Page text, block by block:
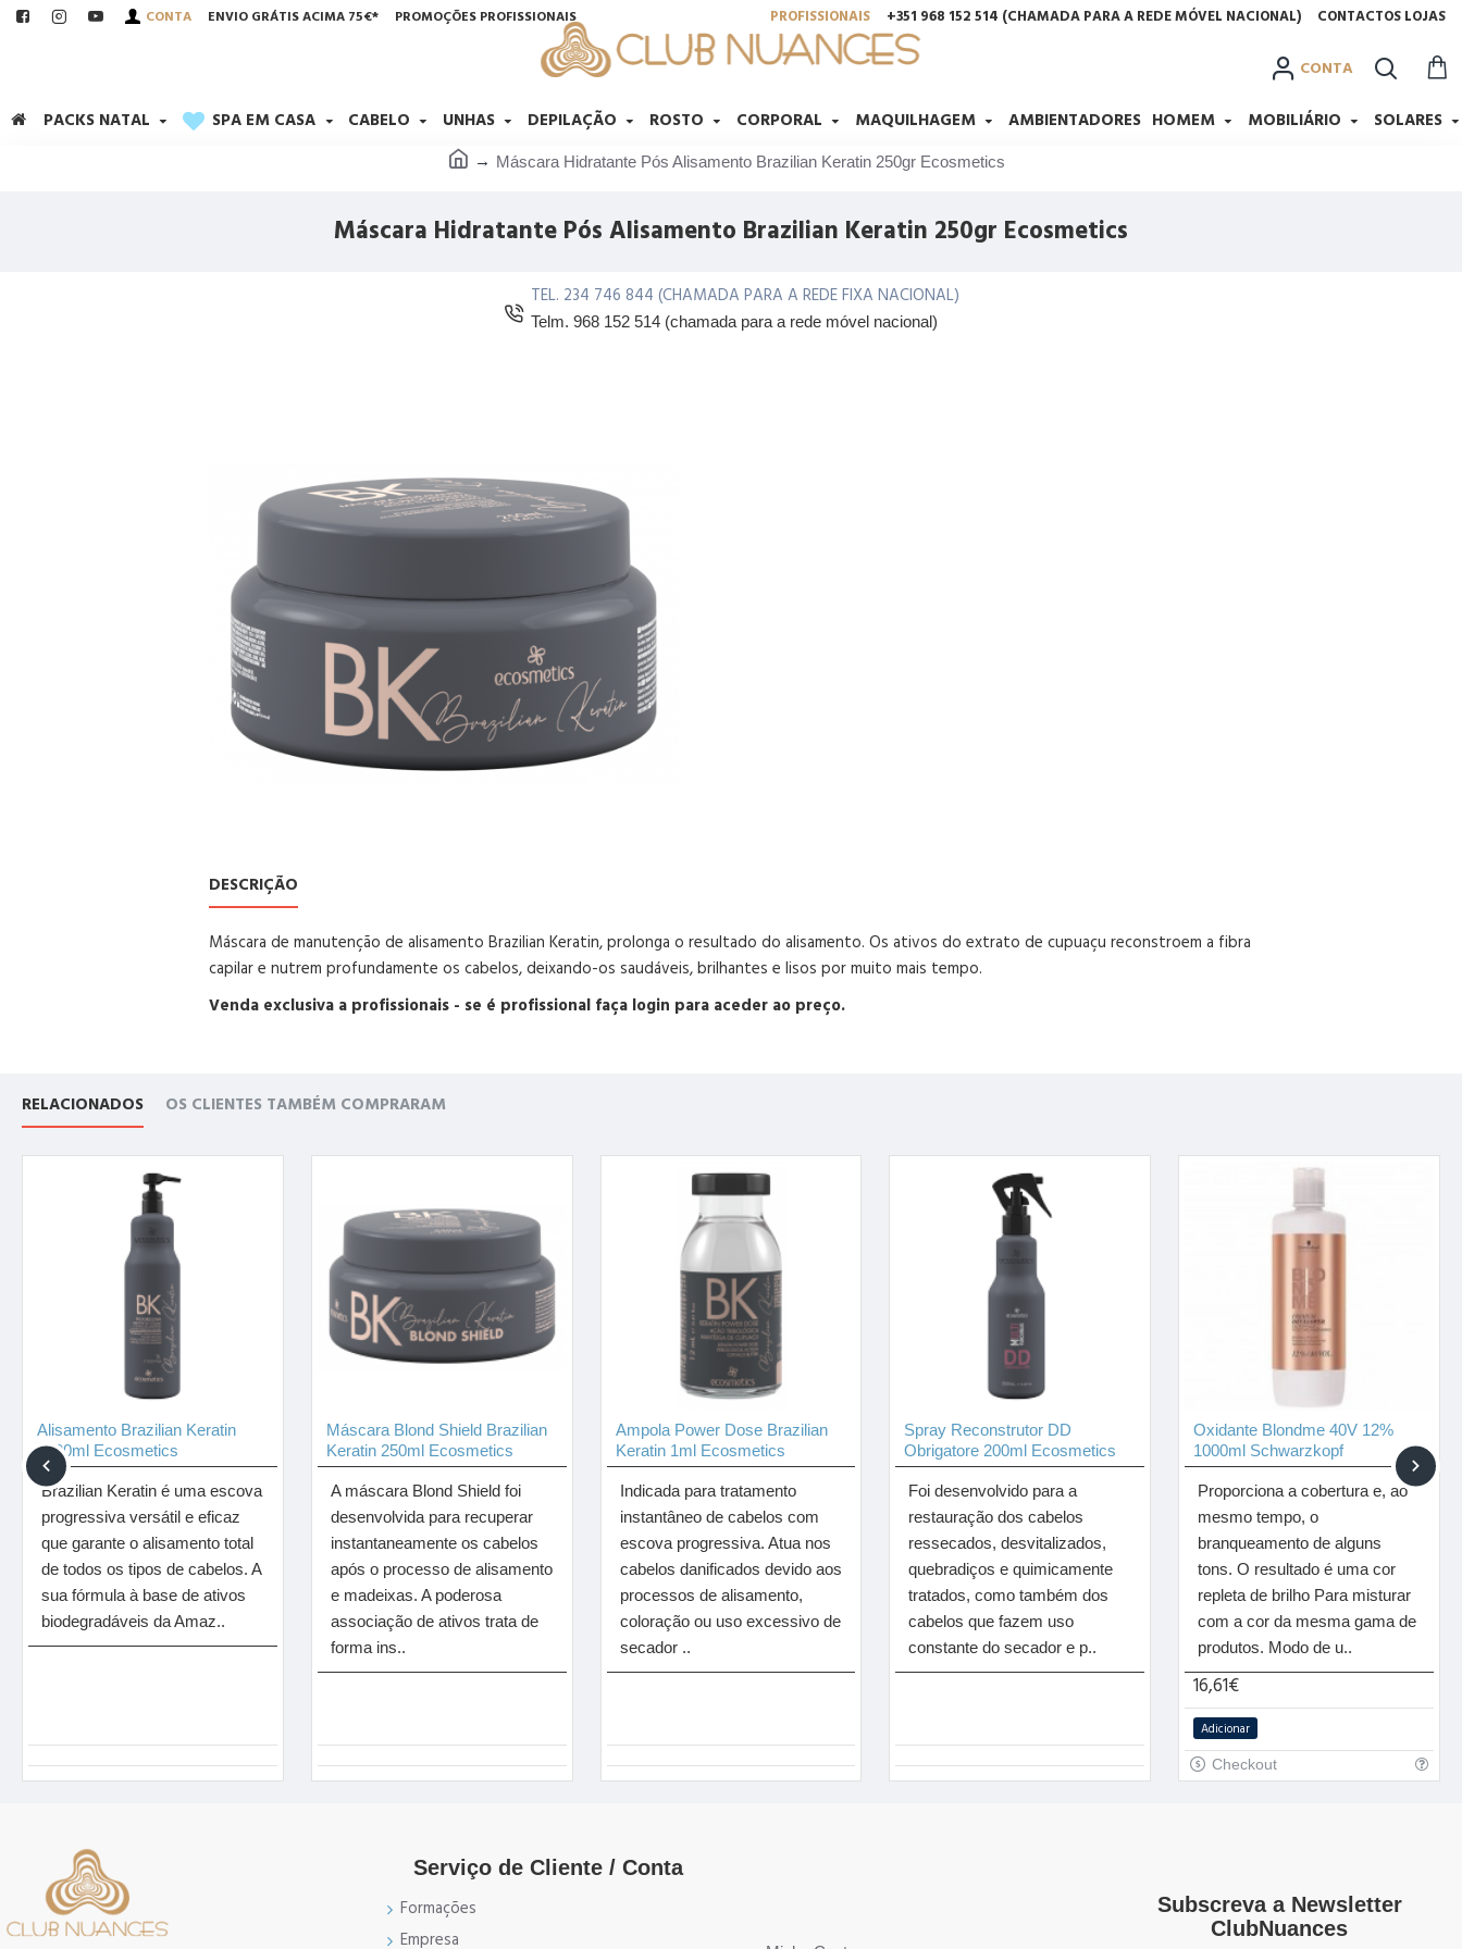
CONTA ENVIO GRÁTIS ACIMA 75€* PROMOÇÕES PROFISSIONAIS PROFISSIONAIS +351 968 152 514 (CHAMADA PARA A REDE MÓVEL NACIONAL) CONTACTOS LOJAS
PACKS NATAL SPA EM CASA CABELO UNHAS DEPILAÇÃO ROSTO CORPORAL MAQUILHAGEM AMBIENTADORES HOMEM MOBILIÁRIO SOLARES
CONTA
Máscara Hidratante Pós Alisamento Brazilian Keratin 250gr Ecosmetics
Máscara Hidratante Pós Alisamento Brazilian Keratin 250gr Ecosmetics
TEL. 234 746 844 (CHAMADA PARA A REDE FIXA NACIONAL)
Telm. 968 152 514 (chamada para a rede móvel nacional)
DESCRIÇÃO
Máscara de manutenção de alisamento Brazilian Keratin, prolonga o resultado do alisamento. Os ativos do extrato de cupuaçu reconstroem a fibra
capilar e nutrem profundamente os cabelos, deixando-os saudáveis, brilhantes e lisos por muito mais tempo.
Venda exclusiva a profissionais - se é profissional faça login para aceder ao preço.
RELACIONADOS OS CLIENTES TAMBÉM COMPRARAM
Alisamento Brazilian Keratin
1000ml Ecosmetics
Brazilian Keratin é uma escova
progressiva versátil e eficaz
que garante o alisamento total
de todos os tipos de cabelos. A
sua fórmula à base de ativos
biodegradáveis da Amaz..
Máscara Blond Shield Brazilian
Keratin 250ml Ecosmetics
A máscara Blond Shield foi
desenvolvida para recuperar
instantaneamente os cabelos
após o processo de alisamento
e madeixas. A poderosa
associação de ativos trata de
forma ins..
Ampola Power Dose Brazilian
Keratin 1ml Ecosmetics
Indicada para tratamento
instantâneo de cabelos com
escova progressiva. Atua nos
cabelos danificados devido aos
processos de alisamento,
coloração ou uso excessivo de
secador ..
Spray Reconstrutor DD
Obrigatore 200ml Ecosmetics
Foi desenvolvido para a
restauração dos cabelos
ressecados, desvitalizados,
quebradiços e quimicamente
tratados, como também dos
cabelos que fazem uso
constante do secador e p..
Oxidante Blondme 40V 12%
1000ml Schwarzkopf
Proporciona a cobertura e, ao
mesmo tempo, o
branqueamento de alguns
tons. O resultado é uma cor
repleta de brilho Para misturar
com a cor da mesma gama de
produtos. Modo de u..
16,61€
Adicionar
Checkout
Serviço de Cliente / Conta
Formações
Empresa
Subscreva a Newsletter
ClubNuances